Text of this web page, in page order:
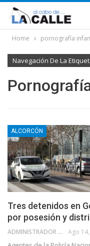
Home pornografía
Navegación De La
ALCORCÓN
Tres detenidos en
por posesión y
ADMINISTRADOR Ago